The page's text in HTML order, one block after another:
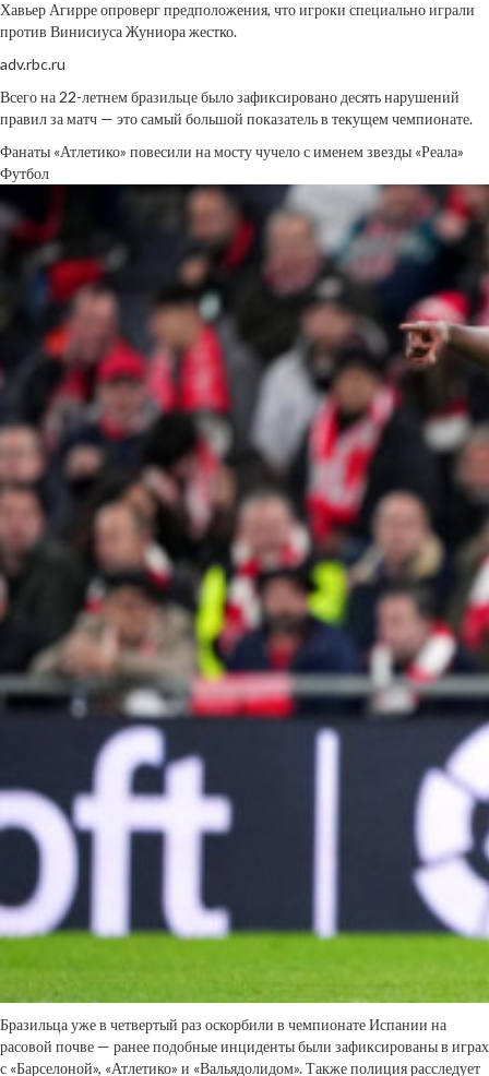
Хавьер Агирре опроверг предположения, что игроки специально играли
против Винисиуса Жуниора жестко.
adv.rbc.ru
Всего на 22-летнем бразильце было зафиксировано десять нарушений
правил за матч — это самый большой показатель в текущем чемпионате.
Фанаты «Атлетико» повесили на мосту чучело с именем звезды «Реала»
Футбол
Бразильца уже в четвертый раз оскорбили в чемпионате Испании на
расовой почве — ранее подобные инциденты были зафиксированы в играх
с «Барселоной», «Атлетико» и «Вальядолидом». Также полиция расследует